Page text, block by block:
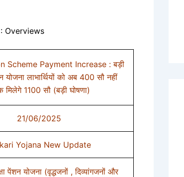
Overviews
Scheme Payment Increase : बड़ी
लाभार्थियों को अब 400 सौ नहीं
मिलेगे 1100 सौ (बड़ी घोषणा)
21/06/2025
Yojana New Update
पेंशन योजना (वृद्धजनों , दिव्यांगजनों और